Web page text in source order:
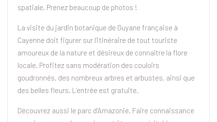
spatiale. Prenez beaucoup de photos !
La visite du jardin botanique de Guyane française à
Cayenne doit figurer sur l’itinéraire de tout touriste
amoureux de la nature et désireux de connaître la flore
locale. Profitez sans modération des couloirs
goudronnés, des nombreux arbres et arbustes, ainsi que
des belles fleurs. L’entrée est gratuite.
Découvrez aussi le parc d’Amazonie. Faire connaissance